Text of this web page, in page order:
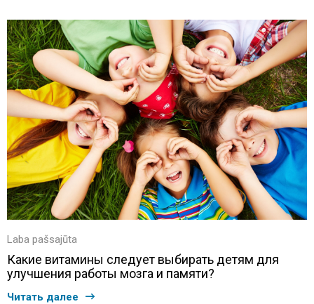
Laba pašsajūta
Какие витамины следует выбирать детям для
улучшения работы мозга и памяти?
Читать далее